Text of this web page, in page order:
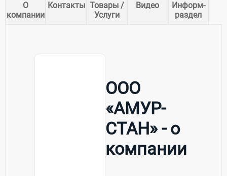
О
компании
Контакты Товары /
Услуги
Видео
Информ-
раздел
ООО
«АМУР-
СТАН» - о
компании